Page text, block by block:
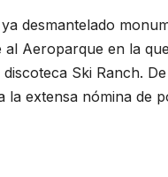
desmantelado
Aeroparque en la
Ski Ranch.
extensa nómina de